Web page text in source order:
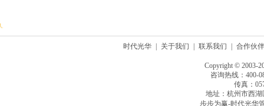
时代光华 关于我们 联系我们 合作伙伴
Copyright © 2003-
咨询热线：400-
传真：
地址：杭州市西
步步为赢-时代光华